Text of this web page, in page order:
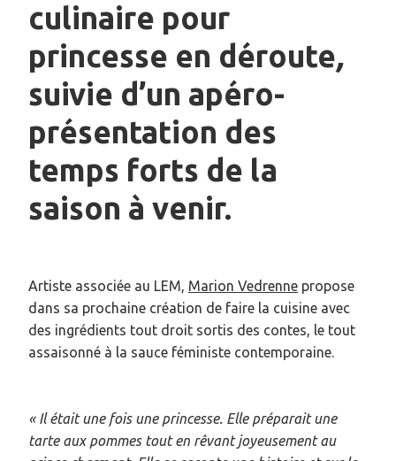
culinaire pour
princesse en déroute,
suivie d’un apéro-
présentation des
temps forts de la
saison à venir.
Artiste associée au LEM, Marion Vedrenne propose
dans sa prochaine création de faire la cuisine avec
des ingrédients tout droit sortis des contes, le tout
assaisonné à la sauce féministe contemporaine.
« Il était une fois une princesse. Elle préparait une
tarte aux pommes tout en rêvant joyeusement au